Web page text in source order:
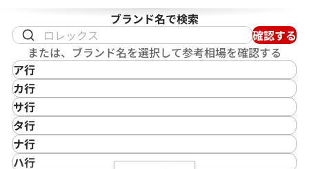
26238ST.OO.A340CA.01
格
日時点の参考買取価格です
ミュージックエディション
15600TI.OO.A343CA.01
参考買取価格
5,902,000円
※2025年7月27日時点の参考
ブランド名で検索
確認する
または、ブランド名を選択して参考相場を確認する
ア行
IKEPOD
アイクポッド
IWC
アイダブリューシー
Azimuth
カ行
CASIO
カシオ
Cartier
カルティエ
サ行
Saint Laurent
サンローラン
Shellman
タ行
TAG Heuer
タグ・ホイヤー
ナ行
NOMOS Glashütte
ハ行